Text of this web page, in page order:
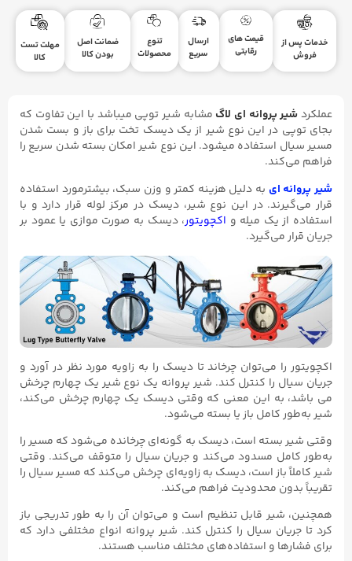
خدمات پس از
فروش
قیمت های
رقابتی
ارسال
سریع
تنوع
محصولات
ضمانت اصل
بودن کالا
مهلت تست
کالا
عملکردشیر پروانه ای لاگ مشابه شیر توپی میباشد با این تفاوت که
بجای توپی در این نوع شیر از یک دیسک تخت برای باز و بست شدن
مسیر سیال استفاده میشود. این نوع شیر امکان بسته شدن سریع را
فراهم می‌کند.
شیر پروانه ای به دلیل هزینه کمتر و وزن سبک، بیشترمورد استفاده
قرار می‌گیرند. در این نوع شیر، دیسک در مرکز لوله قرار دارد و با
استفاده از یک میله و اکچویتور، دیسک به صورت موازی یا عمود بر
جریان قرار می‌گیرد.
اکچویتور را می‌توان چرخاند تا دیسک را به زاویه مورد نظر در آورد و
جریان سیال را کنترل کند. شیر پروانه یک نوع شیر یک چهارم چرخش
می باشد، به این معنی که وقتی دیسک یک چهارم چرخش می‌کند،
شیر به‌طور کامل باز یا بسته می‌شود.
وقتی شیر بسته است، دیسک به گونه‌ای چرخانده می‌شود که مسیر را
به‌طور کامل مسدود می‌کند و جریان سیال را متوقف می‌کند. وقتی
شیر کاملاً باز است، دیسک به زاویه‌ای چرخش می‌کند که مسیر سیال را
تقریباً بدون محدودیت فراهم می‌کند.
همچنین، شیر قابل تنظیم است و می‌توان آن را به طور تدریجی باز
کرد تا جریان سیال را کنترل کند. شیر پروانه انواع مختلفی دارد که
برای فشارها و استفاده‌های مختلف مناسب هستند.